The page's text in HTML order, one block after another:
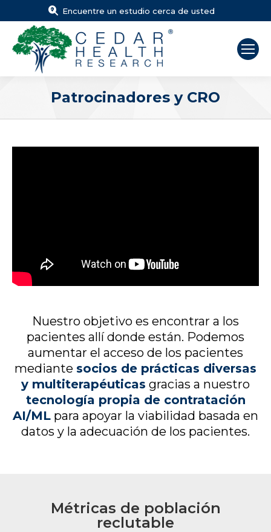
Encuentre un estudio cerca de usted
Patrocinadores y CRO
Estás aquí:
Nuestro objetivo es encontrar a los
pacientes allí donde están. Podemos
aumentar el acceso de los pacientes
mediante socios de prácticas diversas
y multiterapéuticas gracias a nuestro
tecnología propia de contratación
AI/ML para apoyar la viabilidad basada en
datos y la adecuación de los pacientes.
Métricas de población
reclutable